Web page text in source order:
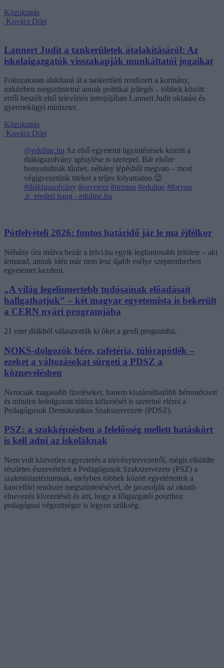
Közoktatás
Kovács Dóri
Lannert Judit a tankerületek átalakításáról: Az
iskolaigazgatók visszakapják munkáltatói jogaikat
Fokozatosan alakítaná át a tankerületi rendszert a kormány,
miközben megszüntetné annak politikai jellegét – többek között
erről beszélt első televíziós interjújában Lannert Judit oktatási és
gyermekügyi miniszter.
Közoktatás
Kovács Dóri
@eduline.hu Az első egyetemi ügyintézések között a
diákigazolvány igénylése is szerepel. Bár elsőre
bonyolultnak tűnhet, néhány lépésből megvan – most
végigvezetünk titeket a teljes folyamaton.😉
#diákigazolvány #egyetem #neptun #eduline #foryou
♬ eredeti hang - eduline.hu
Pótfelvételi 2026: fontos határidő jár le ma éjfélkor
Néhány óra múlva bezár a felvi.hu egyik legfontosabb felülete – aki
lemarad, annak idén már nem lesz újabb esélye szeptemberben
egyetemet kezdeni.
„A világ legelismertebb tudósainak előadásait
hallgathatjuk” – két magyar egyetemista is bekerült
a CERN nyári programjába
21 ezer diákból választották ki őket a genfi programba.
NOKS-dolgozók bére, cafetéria, túlórapótlék –
ezeket a változásokat sürgeti a PDSZ a
köznevelésben
Nemcsak magasabb fizetéseket, hanem kiszámíthatóbb bérrendszert
és minden ledolgozott túlóra kifizetését is szeretné elérni a
Pedagógusok Demokratikus Szakszervezete (PDSZ).
PSZ: a szakképzésben a felelősség mellett hatáskört
is kell adni az iskoláknak
Nem volt közvetlen egyeztetés a törvénytervezetről, mégis elküldte
részletes észrevételeit a Pedagógusok Szakszervezete (PSZ) a
szakminisztériumnak, melyben többek között egyetértettek a
kancellári rendszer megszüntetésével, de javasolják az oktató
elnevezés kivezetését és azt, hogy a főigazgatói poszthoz
pedagógusi végzettségre is legyen szükség.